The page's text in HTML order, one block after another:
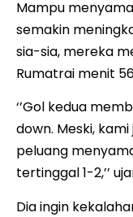
Mampu
semakin
sia-sia, mereka
Rumatrai menit
‘’Gol kedua
down. Meski,
peluang
tertinggal 1-2,’’
Dia ingin